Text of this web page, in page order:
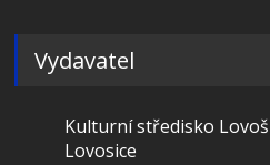
Vydavatel
Kulturní středisko Lovoš
Lovosice